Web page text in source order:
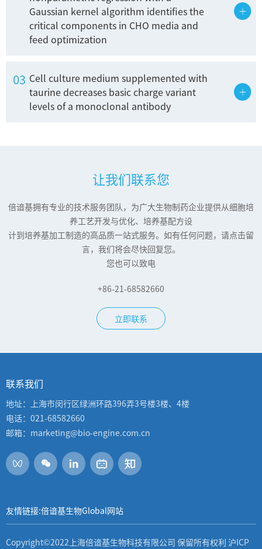
Gaussian kernel algorithm identifies the
critical components in CHO media and
feed optimization
03 Cell culture medium supplemented with
taurine decreases basic charge variant
levels of a monoclonal antibody
让我们联系您
倍谙基拥有专业的技术服务团队，为广大生物制药企业提供从细胞培
养工艺开发与优化、培养基配方设
计到培养基加工制造的高品质一站式服务。如有任何问题，请点击留
言，我们将会尽快回复您。
您也可以致电
+86-21-68582660
立即联系
联系我们
地址：上海市闵行区绿洲环路396弄3号楼3楼、4楼
电话：021-68582660
邮箱：marketing@bio-engine.com.cn
友情链接:倍谙基生物Global网站
Copyright©2022上海倍谙基生物科技有限公司 保留所有权利 沪ICP